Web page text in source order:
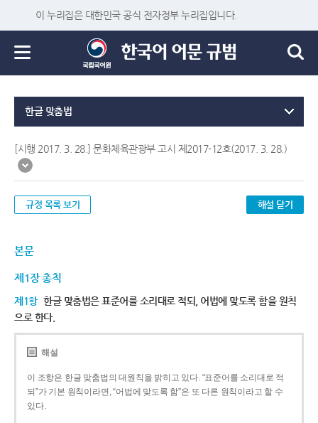
이 누리집은 대한민국 공식 전자정부 누리집입니다.
한글 맞춤법
[시행 2017. 3. 28.] 문화체육관광부 고시 제2017-12호(2017. 3. 28.)
규정 목록 보기 해설 닫기
본문
제1장 총칙
제1항 한글 맞춤법은 표준어를 소리대로 적되, 어법에 맞도록 함을 원칙
으로 한다.
해설
이 조항은 한글 맞춤법의 대원칙을 밝히고 있다. “표준어를 소리대로 적
되”가 기본 원칙이라면, “어법에 맞도록 함”은 또 다른 원칙이라고 할 수
있다.